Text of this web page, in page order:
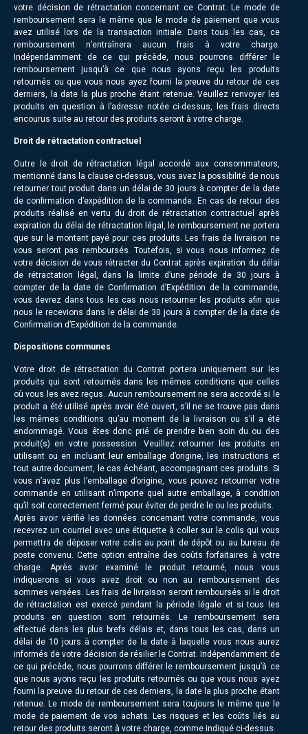
votre décision de rétractation concernant ce Contrat. Le mode de
remboursement sera le même que le mode de paiement que vous
avez utilisé lors de la transaction initiale. Dans tous les cas, ce
remboursement n’entraînera aucun frais à votre charge.
Indépendamment de ce qui précède, nous pourrons différer le
remboursement jusqu’à ce que nous ayons reçu les produits
retournés ou que vous nous ayez fourni la preuve du retour de ces
derniers, la date la plus proche étant retenue. Veuillez renvoyer les
produits en question à l’adresse notée ci-dessus, les frais directs
encourus suite au retour des produits seront à votre charge.
Droit de rétractation contractuel
Outre le droit de rétractation légal accordé aux consommateurs,
mentionné dans la clause ci-dessus, vous avez la possibilité de nous
retourner tout produit dans un délai de 30 jours à compter de la date
de confirmation d’expédition de la commande. En cas de retour des
produits réalisé en vertu du droit de rétractation contractuel après
expiration du délai de rétractation légal, le remboursement ne portera
que sur le montant payé pour ces produits. Les frais de livraison ne
vous seront pas remboursés. Toutefois, si vous nous informez de
votre décision de vous rétracter du Contrat après expiration du délai
de rétractation légal, dans la limite d’une période de 30 jours à
compter de la date de Confirmation d’Expédition de la commande,
vous devrez dans tous les cas nous retourner les produits afin que
nous le recevions dans le délai de 30 jours à compter de la date de
Confirmation d’Expédition de la commande.
Dispositions communes
Votre droit de rétractation du Contrat portera uniquement sur les
produits qui sont retournés dans les mêmes conditions que celles
où vous les avez reçus. Aucun remboursement ne sera accordé si le
produit a été utilisé après avoir été ouvert, s’il ne se trouve pas dans
les mêmes conditions qu’au moment de la livraison ou s’il a été
endommagé. Vous êtes donc prié de prendre bien soin du ou des
produit(s) en votre possession. Veuillez retourner les produits en
utilisant ou en incluant leur emballage d’origine, les instructions et
tout autre document, le cas échéant, accompagnant ces produits. Si
vous n’avez plus l’emballage d’origine, vous pouvez retourner votre
commande en utilisant n’importe quel autre emballage, à condition
qu’il soit correctement fermé pour éviter de perdre le ou les produits.
Après avoir vérifié les données concernant votre commande, vous
recevrez un courriel avec une étiquette à coller sur le colis qui vous
permettra de déposer votre colis au point de dépôt ou au bureau de
poste convenu. Cette option entraîne des coûts forfaitaires à votre
charge. Après avoir examiné le produit retourné, nous vous
indiquerons si vous avez droit ou non au remboursement des
sommes versées. Les frais de livraison seront remboursés si le droit
de rétractation est exercé pendant la période légale et si tous les
produits en question sont retournés. Le remboursement sera
effectué dans les plus brefs délais et, dans tous les cas, dans un
délai de 10 jours à compter de la date à laquelle vous nous aurez
informés de votre décision de résilier le Contrat. Indépendamment de
ce qui précède, nous pourrons différer le remboursement jusqu’à ce
que nous ayons reçu les produits retournés ou que vous nous ayez
fourni la preuve du retour de ces derniers, la date la plus proche étant
retenue. Le mode de remboursement sera toujours le même que le
mode de paiement de vos achats. Les risques et les coûts liés au
retour des produits seront à votre charge, comme indiqué ci-dessus.